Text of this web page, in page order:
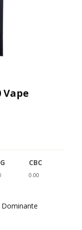
Vape
CBC
0.00
Dominante